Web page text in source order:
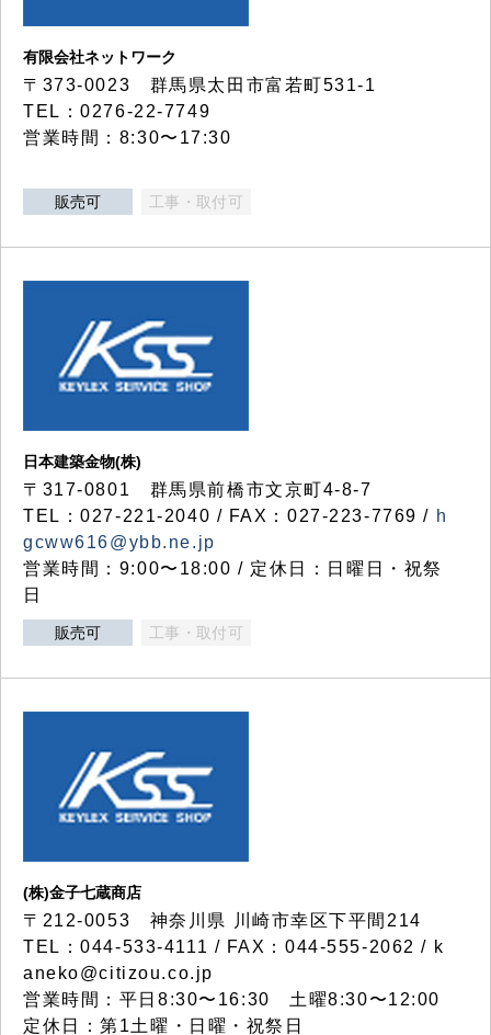
有限会社ネットワーク
〒373-0023 群馬県太田市富若町531-1
TEL：0276-22-7749
営業時間：8:30〜17:30
販売可 工事・取付可
日本建築金物(株)
〒317‐0801 群馬県前橋市文京町4-8-7
TEL：027-221-2040 / FAX：027-223-7769 / h
gcww616@ybb.ne.jp
営業時間：9:00〜18:00 / 定休日：日曜日・祝祭
日
販売可 工事・取付可
(株)金子七蔵商店
〒212-0053 神奈川県 川崎市幸区下平間214
TEL：044-533-4111 / FAX：044-555-2062 / k
aneko@citizou.co.jp
営業時間：平日8:30〜16:30 土曜8:30〜12:00
定休日：第1土曜・日曜・祝祭日